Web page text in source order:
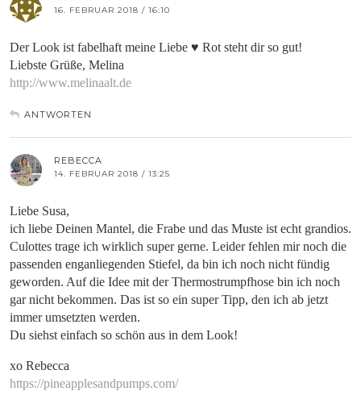
16. FEBRUAR 2018 / 16:10
Der Look ist fabelhaft meine Liebe ♥ Rot steht dir so gut!
Liebste Grüße, Melina
http://www.melinaalt.de
ANTWORTEN
REBECCA
14. FEBRUAR 2018 / 13:25
Liebe Susa,
ich liebe Deinen Mantel, die Frabe und das Muste ist echt grandios.
Culottes trage ich wirklich super gerne. Leider fehlen mir noch die
passenden enganliegenden Stiefel, da bin ich noch nicht fündig
geworden. Auf die Idee mit der Thermostrumpfhose bin ich noch
gar nicht bekommen. Das ist so ein super Tipp, den ich ab jetzt
immer umsetzten werden.
Du siehst einfach so schön aus in dem Look!
xo Rebecca
https://pineapplesandpumps.com/